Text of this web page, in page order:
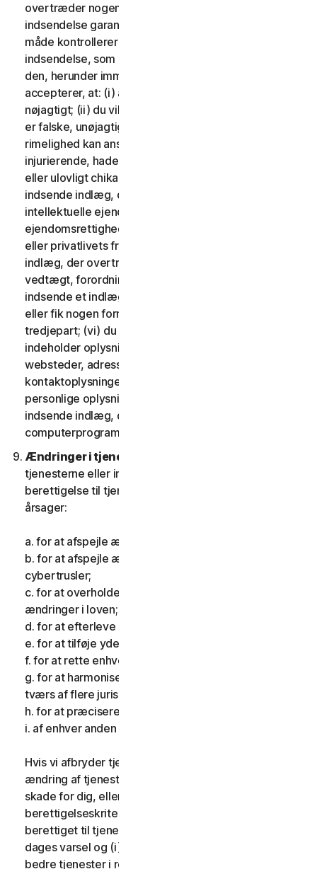
overtræder nogen af disse vilkår. Ved at levere en
indsendelse garanterer du, at du ejer eller på anden
måde kontrollerer alle rettighederne til din
indsendelse, som er nødvendige for, at du kan sende
den, herunder immaterielle rettigheder. Du
accepterer, at: (i) alt indhold i dine indlæg skal være
nøjagtigt; (ii) du vil ikke indsende indlæg, som du ved
er falske, unøjagtige eller vildledende og/eller med
rimelighed kan anses for at være ærekrænkende,
injurierende, hadefulde, stødende, ulovligt truende
eller ulovligt chikanerende for nogen; (iii) du vil ikke
indsende indlæg, der krænker en tredjeparts
intellektuelle ejendomsrettigheder eller andre
ejendomsrettigheder eller rettigheder til offentlighed
eller privatlivets fred; (iv) du vil ikke indsende et
indlæg, der overtræder nogen gældende lov,
vedtægt, forordning eller forskrift; (v) du vil ikke
indsende et indlæg, som du blev kompenseret for
eller fik nogen form for vederlag for af nogen
tredjepart; (vi) du vil ikke indsende indlæg, der
indeholder oplysninger, der refererer til andre
websteder, adresser, mailadresser,
kontaktoplysninger, telefonnumre eller andre
personlige oplysninger for nogen; og (vii) du vil ikke
indsende indlæg, der indeholder potentielt skadelige
computerprogrammer eller filer.
Ændringer i tjenesterne.
tjenesterne eller indføre eller variere kriterierne for
berettigelse til tjenesterne af en eller flere følgende
årsager:
a. for at afspejle ændringer i teknologien;
b. for at afspejle ændringer i karakteren af
cybertrusler;
c. for at overholde gældende lovgivning og afspejle
ændringer i loven;
d. for at efterleve krav pålagt af et tilsynsorgan;
e. for at tilføje yderligere funktionalitet;
f. for at rette enhver fejl;
g. for at harmonisere tjenesterne eller vilkårene på
tværs af flere jurisdiktioner;
h. for at præcisere vilkårene; og
i. af enhver anden gyldig grund.
Hvis vi afbryder tjenesterne, foretager en væsentlig
ændring af tjenesterne, som kan være til væsentlig
skade for dig, eller indfører eller ændrer
berettigelseskriterier, så du ikke længere er
berettiget til tjenesterne, giver vi dig fjorten (14)
dages varsel og (i) giver dig sammenlignelige eller
bedre tjenester i resten af din tjenesteperiode uden